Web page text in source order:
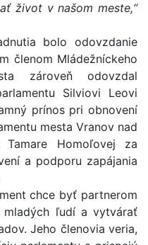
život v našom meste,“
bolo odovzdanie
členom Mládežníckeho
zároveň odovzdal
Silviovi Leovi
prínos pri obnovení
mesta Vranov nad
Homoľovej za
a podporu zapájania
chce byť partnerom
ľudí a vytvárať
Jeho členovia veria,